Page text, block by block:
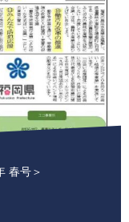
春号＞